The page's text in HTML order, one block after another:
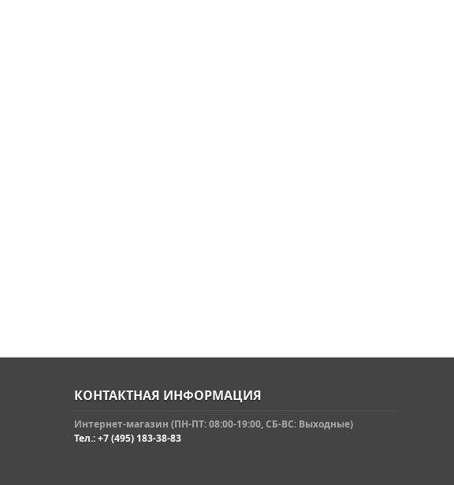
КОНТАКТНАЯ ИНФОРМАЦИЯ
Интернет-магазин (ПН-ПТ: 08:00-19:00, СБ-ВС: Выходные)
Тел.: +7 (495) 183-38-83